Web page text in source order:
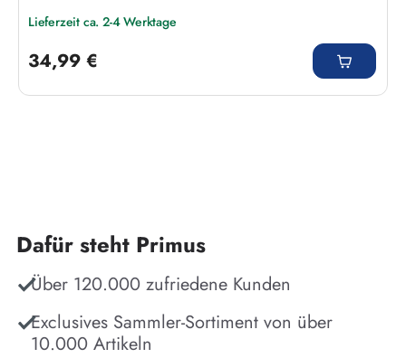
Lieferzeit ca. 2-4 Werktage
34,99 €
Dafür steht Primus
Über 120.000 zufriedene Kunden
Exclusives Sammler-Sortiment von über
10.000 Artikeln